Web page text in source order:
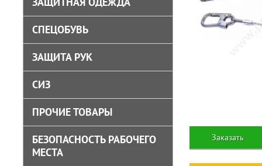
СПЕЦОБУВЬ
ЗАЩИТА РУК
СИЗ
ПРОЧИЕ ТОВАРЫ
БЕЗОПАСНОСТЬ РАБОЧЕГО
МЕСТА
Заказать